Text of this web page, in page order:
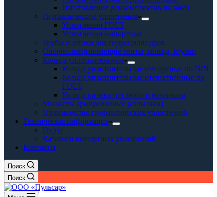
Изготовление ремкомплектов на заказ
Гидравлические уплотнения
Уплотнения ГОСТ
Уплотнения импортные
Трубы и штоки для гидроцилиндров
Опорно-направляющие ленты, кольца, втулки
Кольца уплотнительные
Кольца уплотнительные импортные по DIN
Кольца уплотнительные отечественные по
ГОСТ
Кольца на заказ из любого материала
Манжеты армированные (сальники)
Производство гидравлических уплотнений
Техническая информация
Госты
Каталоги импортных уплотнений
Контакты
Поиск
Поиск